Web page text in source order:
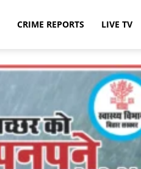
CRIME REPORTS LIVE TV